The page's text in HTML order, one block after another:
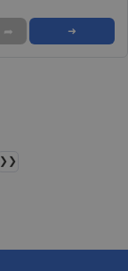
➦ ➜
❯❯